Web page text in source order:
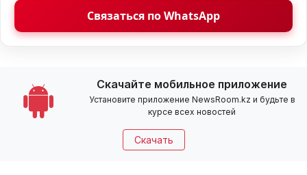
Связаться по WhatsApp
Скачайте мобильное приложение
Установите приложение NewsRoom.kz и будьте в
курсе всех новостей
Скачать